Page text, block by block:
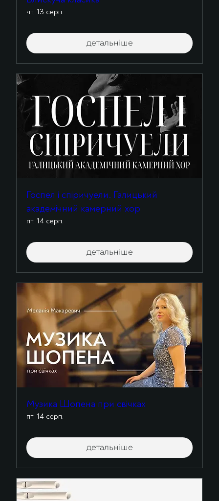
чт, 13 серп.
детальніше
Госпел і спіричуели. Галицький
академічний камерний хор
пт, 14 серп.
детальніше
Музика Шопена при свічках
пт, 14 серп.
детальніше